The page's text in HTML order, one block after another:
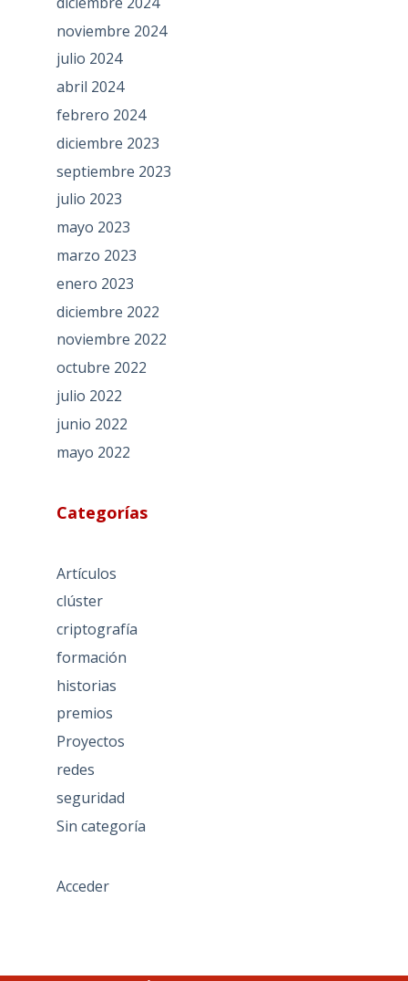
noviembre 2024
julio 2024
abril 2024
febrero 2024
diciembre 2023
septiembre 2023
julio 2023
mayo 2023
marzo 2023
enero 2023
diciembre 2022
noviembre 2022
octubre 2022
julio 2022
junio 2022
mayo 2022
Categorías
Artículos
clúster
criptografía
formación
historias
premios
Proyectos
redes
seguridad
Sin categoría
Acceder